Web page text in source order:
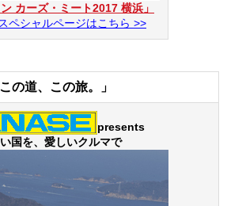
ン カーズ・ミート2017 横浜」
ペシャルページはこちら >>
この道、この旅。」
presents
国を、愛しいクルマで